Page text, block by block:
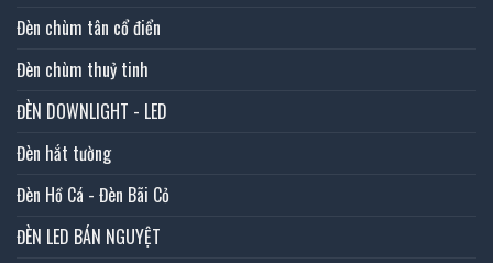
Đèn chùm tân cổ điển
Đèn chùm thuỷ tinh
ĐÈN DOWNLIGHT - LED
Đèn hắt tường
Đèn Hồ Cá - Đèn Bãi Cỏ
ĐÈN LED BÁN NGUYỆT